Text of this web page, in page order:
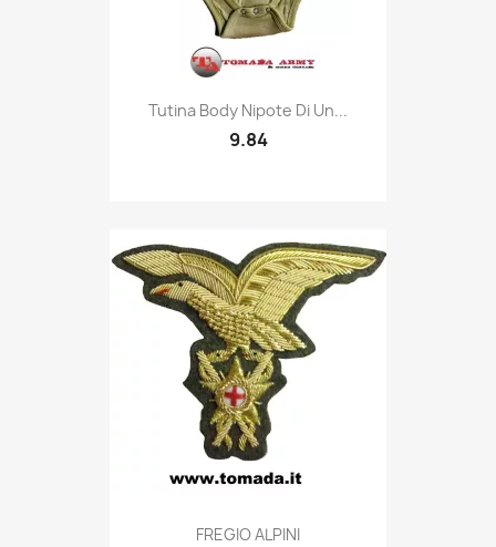
Quick view
Tutina Body Nipote Di Un...
9.84
Quick view
FREGIO ALPINI